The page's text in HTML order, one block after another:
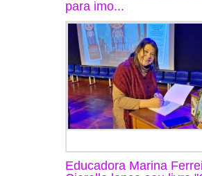
para imo...
Educadora Marina